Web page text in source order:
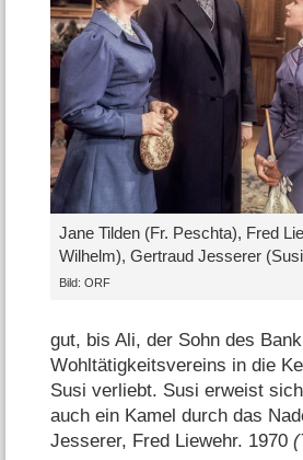
Jane Tilden (Fr. Peschta), Fred
Wilhelm), Gertraud Jesserer
Bild: ORF
gut, bis Ali, der Sohn des
Wohltätigkeitsvereins in die
Susi verliebt. Susi erweist
auch ein Kamel durch das
Jesserer, Fred Liewehr. 1970